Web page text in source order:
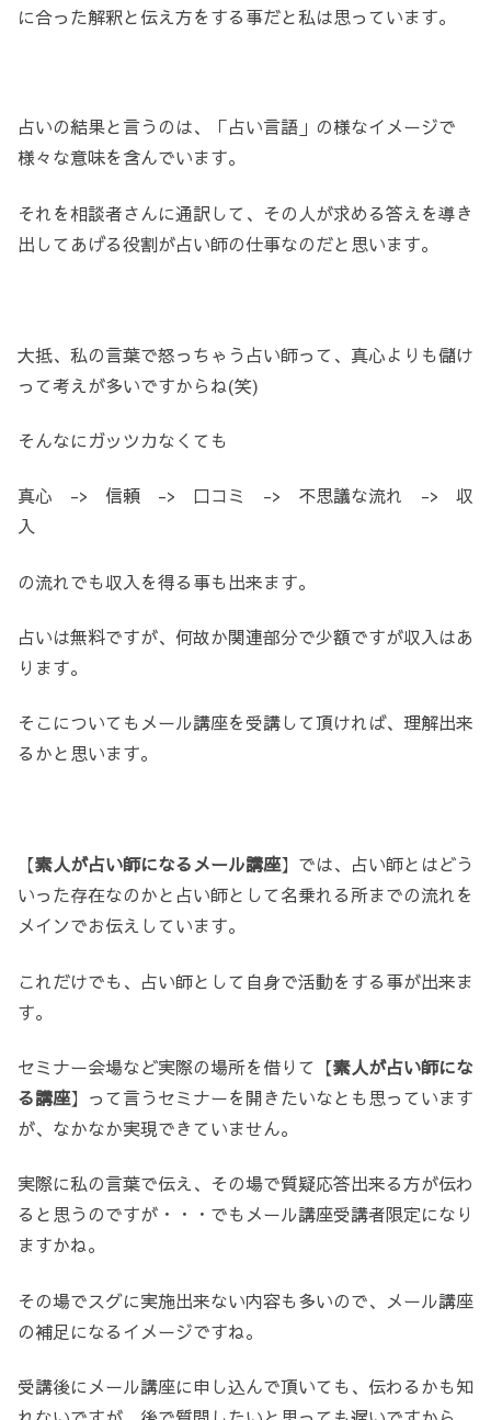
に合った解釈と伝え方をする事だと私は思っています。
占いの結果と言うのは、「占い言語」の様なイメージで
様々な意味を含んでいます。
それを相談者さんに通訳して、その人が求める答えを導き
出してあげる役割が占い師の仕事なのだと思います。
大抵、私の言葉で怒っちゃう占い師って、真心よりも儲け
って考えが多いですからね(笑)
そんなにガッツカなくても
真心 -> 信頼 -> 口コミ -> 不思議な流れ -> 収
入
の流れでも収入を得る事も出来ます。
占いは無料ですが、何故か関連部分で少額ですが収入はあ
ります。
そこについてもメール講座を受講して頂ければ、理解出来
るかと思います。
【素人が占い師になるメール講座】では、占い師とはどう
いった存在なのかと占い師として名乗れる所までの流れを
メインでお伝えしています。
これだけでも、占い師として自身で活動をする事が出来ま
す。
セミナー会場など実際の場所を借りて【素人が占い師にな
る講座】って言うセミナーを開きたいなとも思っています
が、なかなか実現できていません。
実際に私の言葉で伝え、その場で質疑応答出来る方が伝わ
ると思うのですが・・・でもメール講座受講者限定になり
ますかね。
その場でスグに実施出来ない内容も多いので、メール講座
の補足になるイメージですね。
受講後にメール講座に申し込んで頂いても、伝わるかも知